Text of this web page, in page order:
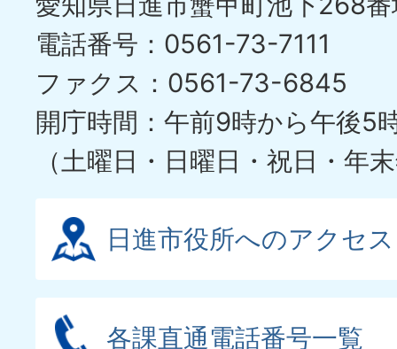
電話番号：0561-73-7111
ファクス：0561-73-6845
開庁時間：午前9時から午後5
（土曜日・日曜日・祝日・年
日進市役所へのアクセス
各課直通電話番号一覧